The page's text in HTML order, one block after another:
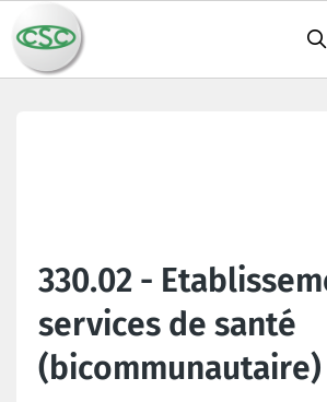
330.02 -
services de santé
(bicommunautaire)